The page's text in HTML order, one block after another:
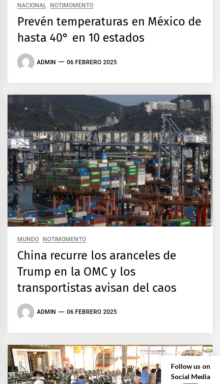
NACIONAL NOTIMOMENTO
Prevén temperaturas en México de
hasta 40° en 10 estados
ADMIN 06 FEBRERO 2025
MUNDO NOTIMOMENTO
China recurre los aranceles de
Trump en la OMC y los
transportistas avisan del caos
ADMIN 06 FEBRERO 2025
Follow us on
Social Media